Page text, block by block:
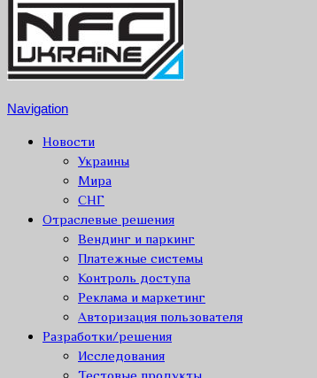
Navigation
Новости
Украины
Мира
СНГ
Отраслевые решения
Вендинг и паркинг
Платежные системы
Контроль доступа
Реклама и маркетинг
Авторизация пользователя
Разработки/решения
Исследования